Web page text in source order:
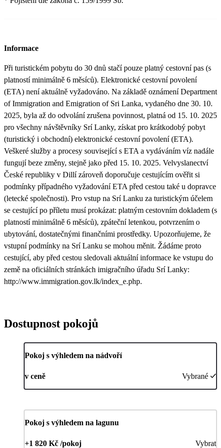
Informace
Při turistickém pobytu do 30 dnů stačí pouze platný cestovní pas (s
platností minimálně 6 měsíců). Elektronické cestovní povolení
(ETA) není aktuálně vyžadováno. Na základě oznámení Department
of Immigration and Emigration of Sri Lanka, vydaného dne 30. 10.
2025, byla až do odvolání zrušena povinnost, platná od 15. 10. 2025
pro všechny návštěvníky Srí Lanky, získat pro krátkodobý pobyt
(turistický i obchodní) elektronické cestovní povolení (ETA).
Veškeré služby a procesy související s ETA a vydáváním víz nadále
fungují beze změny, stejně jako před 15. 10. 2025. Velvyslanectví
České republiky v Dillí zároveň doporučuje cestujícím ověřit si
podmínky případného vyžadování ETA před cestou také u dopravce
(letecké společnosti). Pro vstup na Srí Lanku za turistickým účelem
se cestující po příletu musí prokázat: platným cestovním dokladem (s
platností minimálně 6 měsíců), zpáteční letenkou, potvrzením o
ubytování, dostatečnými finančními prostředky. Upozorňujeme, že
vstupní podmínky na Srí Lanku se mohou měnit. Žádáme proto
cestující, aby před cestou sledovali aktuální informace ke vstupu do
země na oficiálních stránkách imigračního úřadu Srí Lanky:
http://www.immigration.gov.lk/index_e.php.
Dostupnost pokojů
Pokoj s výhledem na nádvoří
v ceně Vybrané
Pokoj s výhledem na lagunu
+1 820 Kč /pokoj Vybrat